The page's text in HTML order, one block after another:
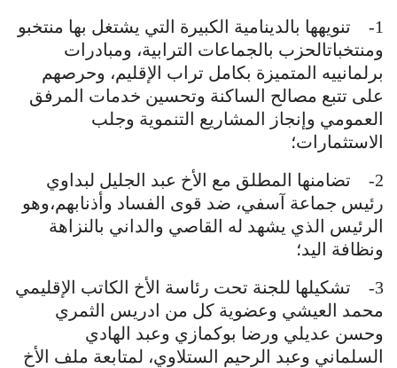
1- تنويهها بالدينامية الكبيرة التي يشتغل بها منتخبو
ومنتخباتالحزب بالجماعات الترابية، ومبادرات
برلمانييه المتميزة بكامل تراب الإقليم، وحرصهم
على تتبع مصالح الساكنة وتحسين خدمات المرفق
العمومي وإنجاز المشاريع التنموية وجلب
الاستثمارات؛
2- تضامنها المطلق مع الأخ عبد الجليل لبداوي
رئيس جماعة آسفي، ضد قوى الفساد وأذنابهم،وهو
الرئيس الذي يشهد له القاصي والداني بالنزاهة
ونظافة اليد؛
3- تشكيلها للجنة تحت رئاسة الأخ الكاتب الإقليمي
محمد العيشي وعضوية كل من ادريس الثمري
وحسن عديلي ورضا بوكمازي وعبد الهادي
السلماني وعبد الرحيم الستلاوي، لمتابعة ملف الأخ